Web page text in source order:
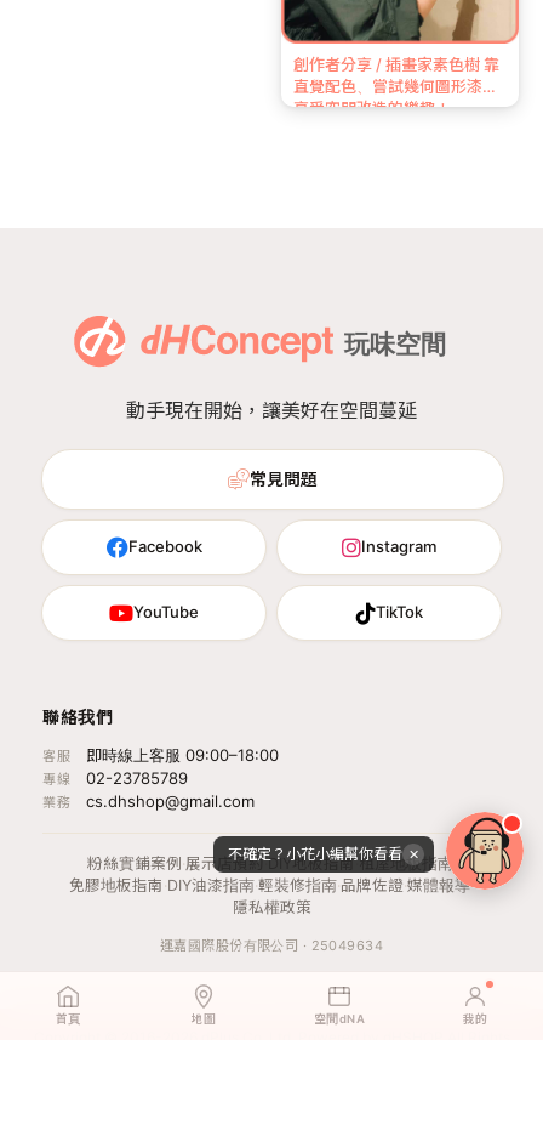
創作者分享 / 插畫家素色樹 靠
直覺配色、嘗試幾何圖形漆法
享受空間改造的樂趣！
動手現在開始，讓美好在空間蔓延
常見問題
Facebook Instagram
YouTube TikTok
聯絡我們
客服 即時線上客服 09:00–18:00
專線 02-23785789
業務 cs.dhshop@gmail.com
粉絲實鋪案例 ·展示店預約·DIY地板指南· 租屋地板指南
免膠地板指南 ·DIY油漆指南·輕裝修指南·品牌佐證·媒體報導·
隱私權政策
運嘉國際股份有限公司 · 25049634
首頁 地圖 空間dNA 我的
不確定？小花小編幫你看看 ✕